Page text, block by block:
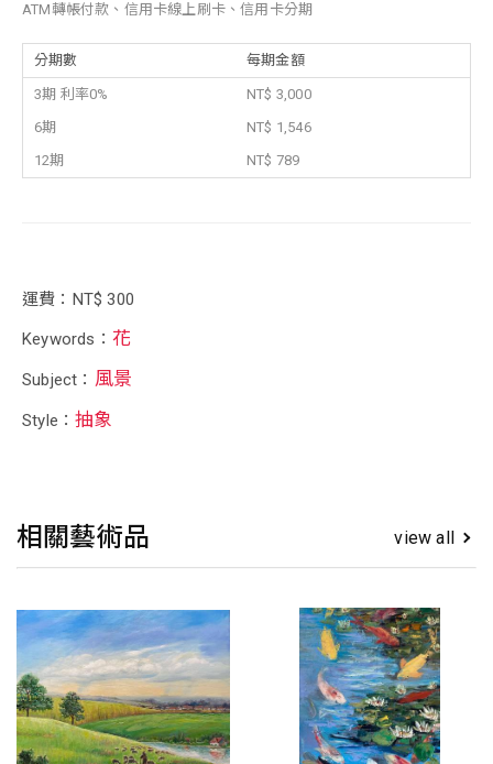
ATM轉帳付款、信用卡線上刷卡、信用卡分期
分期數 每期金額
3期 利率0%
NT$ 3,000
6期
NT$ 1,546
12期
NT$ 789
運費：NT$ 300
Keywords： 花
Subject： 風景
Style：抽象
相關藝術品 view all